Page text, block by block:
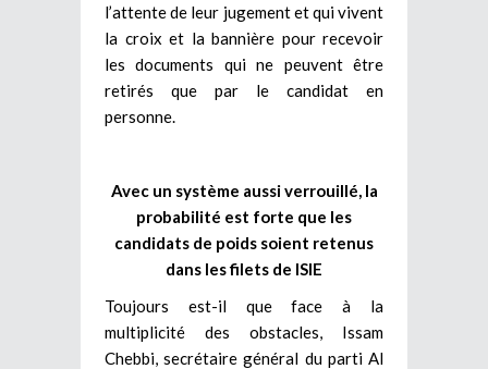
l’attente de leur jugement et qui vivent
la croix et la bannière pour recevoir
les documents qui ne peuvent être
retirés que par le candidat en
personne.
Avec un système aussi verrouillé, la
probabilité est forte que les
candidats de poids soient retenus
dans les filets de ISIE
Toujours est-il que face à la
multiplicité des obstacles, Issam
Chebbi, secrétaire général du parti Al